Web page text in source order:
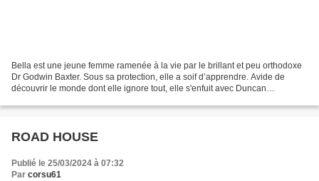
Bella est une jeune femme ramenée à la vie par le brillant et peu orthodoxe
Dr Godwin Baxter. Sous sa protection, elle a soif d’apprendre. Avide de
découvrir le monde dont elle ignore tout, elle s'enfuit avec Duncan
ROAD HOUSE
Publié le 25/03/2024 à 07:32
Par corsu61